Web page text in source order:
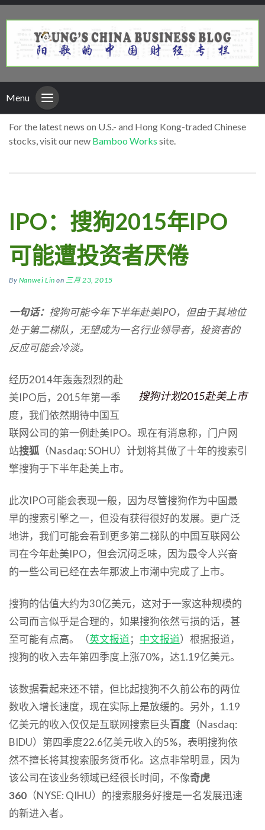
Menu
For the latest news on U.S.- and Hong Kong-traded Chinese
stocks, visit our new Bamboo Works site.
IPO：搜狗2015年IPO
可能遭投资者厌倦
By Nanwei Lin on 三月 23, 2015
一句话： 搜狗可能今年下半年赴美IPO，但由于其地位
处于第二梯队，无望成为一名行业领导者，投资者的
反应可能会冷淡。
搜狗计划2015赴美上市
经历2014年轰轰烈烈的赴
美IPO后，2015年第一季
度，我们依然期待中国互
联网公司的第一例赴美IPO。现在有消息称，门户网
站搜狐 （Nasdaq: SOHU）计划将其做了十年的搜索引
擎搜狗于下半年赴美上市。
此次IPO可能会表现一般，因为尽管搜狗作为中国最
早的搜索引擎之一，但没有获得很好的发展。更广泛
地讲，我们可能会看到更多第二梯队的中国互联网公
司在今年赴美IPO，但会沉闷乏味，因为最令人兴奋
的一些公司已经在去年那波上市潮中完成了上市。
搜狗的估值大约为30亿美元，这对于一家这种规模的
公司而言似乎是合理的，如果搜狗依然亏损的话，甚
至可能有点高。（英文报道； 中文报道）根据报道，
搜狗的收入去年第四季度上涨70%，达1.19亿美元。
该数据看起来还不错，但比起搜狗不久前公布的两位
数收入增长速度，现在实际上是放缓的。另外，1.19
亿美元的收入仅仅是互联网搜索巨头百度 （Nasdaq:
BIDU）第四季度22.6亿美元收入的5%，表明搜狗依
然不擅长将其搜索服务货币化。这点非常明显，因为
该公司在该业务领域已经很长时间，不像奇虎
360 （NYSE: QIHU）的搜索服务好搜是一名发展迅速
的新进入者。